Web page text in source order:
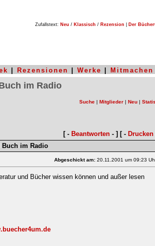
Zufallstext: Neu / Klassisch / Rezension Der
Rezensionen Werke Mitmachen
im Radio
Suche | Mitglieder | Neu |
[ - Beantworten - ] [ - Drucken
im Radio
Abgeschickt am: 20.11.2001 um 09:23
und Bücher wissen können und außer lesen